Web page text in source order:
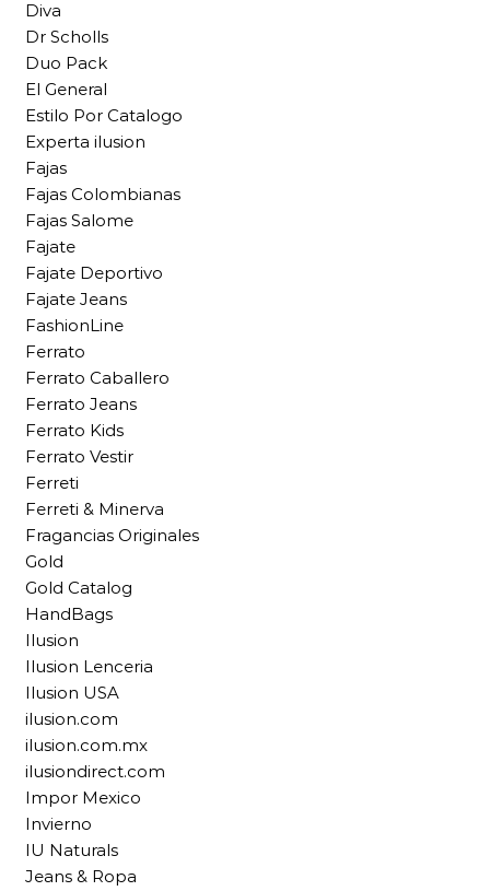
Diva
Dr Scholls
Duo Pack
El General
Estilo Por Catalogo
Experta ilusion
Fajas
Fajas Colombianas
Fajas Salome
Fajate
Fajate Deportivo
Fajate Jeans
FashionLine
Ferrato
Ferrato Caballero
Ferrato Jeans
Ferrato Kids
Ferrato Vestir
Ferreti
Ferreti & Minerva
Fragancias Originales
Gold
Gold Catalog
HandBags
Ilusion
Ilusion Lenceria
Ilusion USA
ilusion.com
ilusion.com.mx
ilusiondirect.com
Impor Mexico
Invierno
IU Naturals
Jeans & Ropa